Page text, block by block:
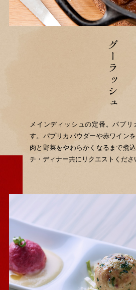
グーラッシュ
メインディッシュの定番。パプ
す。 パプリカパウダーや赤ワイン
肉と野菜をやわらかくなるまで煮込
チ・ディナー共にリクエストくださ